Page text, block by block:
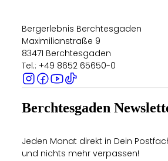
Bergerlebnis Berchtesgaden
Maximilianstraße 9
83471 Berchtesgaden
Tel.: +49 8652 65650-0
Berchtesgaden
Jeden Monat direkt in Dein
und nichts mehr verpassen!